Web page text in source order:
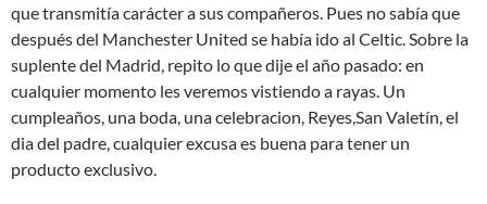
que transmitía carácter a sus compañeros. Pues no sabía que
después del Manchester United se había ido al Celtic. Sobre la
suplente del Madrid, repito lo que dije el año pasado: en
cualquier momento les veremos vistiendo a rayas. Un
cumpleaños, una boda, una celebracion, Reyes,San Valetín, el
dia del padre, cualquier excusa es buena para tener un
producto exclusivo.